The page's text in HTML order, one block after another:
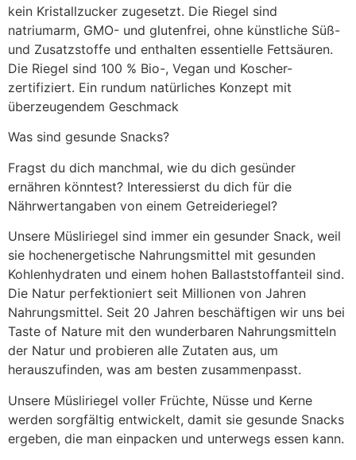
kein Kristallzucker zugesetzt. Die Riegel sind
natriumarm, GMO- und glutenfrei, ohne künstliche Süß-
und Zusatzstoffe und enthalten essentielle Fettsäuren.
Die Riegel sind 100 % Bio-, Vegan und Koscher-
zertifiziert. Ein rundum natürliches Konzept mit
überzeugendem Geschmack
Was sind gesunde Snacks?
Fragst du dich manchmal, wie du dich gesünder
ernähren könntest? Interessierst du dich für die
Nährwertangaben von einem Getreideriegel?
Unsere Müsliriegel sind immer ein gesunder Snack, weil
sie hochenergetische Nahrungsmittel mit gesunden
Kohlenhydraten und einem hohen Ballaststoffanteil sind.
Die Natur perfektioniert seit Millionen von Jahren
Nahrungsmittel. Seit 20 Jahren beschäftigen wir uns bei
Taste of Nature mit den wunderbaren Nahrungsmitteln
der Natur und probieren alle Zutaten aus, um
herauszufinden, was am besten zusammenpasst.
Unsere Müsliriegel voller Früchte, Nüsse und Kerne
werden sorgfältig entwickelt, damit sie gesunde Snacks
ergeben, die man einpacken und unterwegs essen kann.